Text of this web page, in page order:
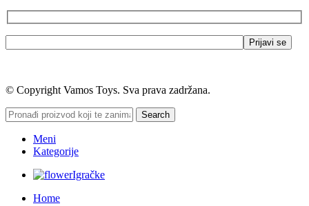
© Copyright Vamos Toys. Sva prava zadržana.
Search
Meni
Kategorije
Igračke
Home